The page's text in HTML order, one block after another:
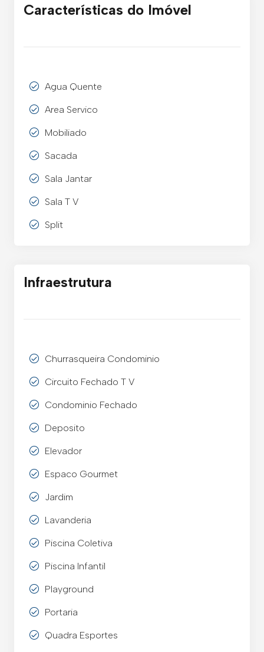
Características do Imóvel
Agua Quente
Area Servico
Mobiliado
Sacada
Sala Jantar
Sala T V
Split
Infraestrutura
Churrasqueira Condominio
Circuito Fechado T V
Condominio Fechado
Deposito
Elevador
Espaco Gourmet
Jardim
Lavanderia
Piscina Coletiva
Piscina Infantil
Playground
Portaria
Quadra Esportes